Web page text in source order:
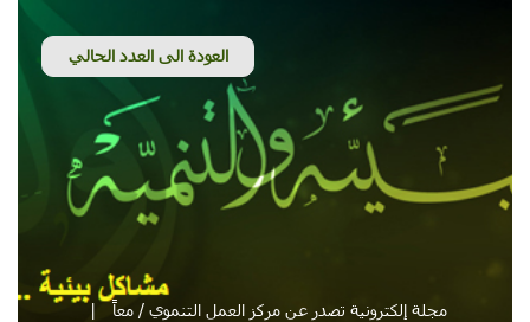
مجلة إلكترونية تصدر عن مركز العمل التنموي / معاً
|